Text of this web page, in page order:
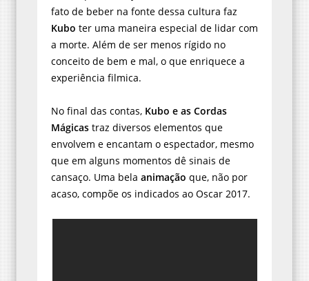
Kuboter uma maneira especial de lidar com
a morte. Além de ser menos rígido no
conceito de bem e mal, o que enriquece a
experiência filmica.
Mágicas traz diversos elementos que
envolvem e encantam o espectador, mesmo
que em alguns momentos dê sinais de
cansaço. Uma belaanimação que, não por
acaso, compõe os indicados ao Oscar 2017.